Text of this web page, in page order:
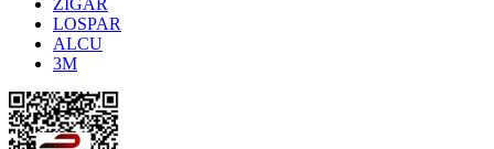
LOSPAR
ALCU
3M